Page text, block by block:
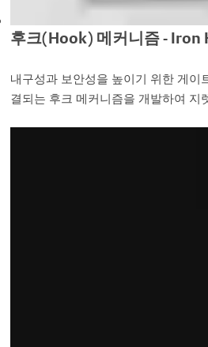
후크(Hook) 메커니즘 - Iron
내구성과 보안성을 높이기 위한 게
결되는 후크 메커니즘을 개발하여 지